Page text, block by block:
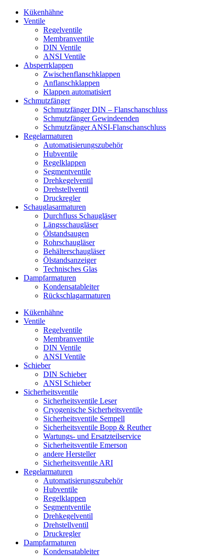
Kükenhähne
Ventile
Regelventile
Membranventile
DIN Ventile
ANSI Ventile
Absperrklappen
Zwischenflanschklappen
Anflanschklappen
Klappen automatisiert
Schmutzfänger
Schmutzfänger DIN – Flanschanschluss
Schmutzfänger Gewindeenden
Schmutzfänger ANSI-Flanschanschluss
Regelarmaturen
Automatisierungszubehör
Hubventile
Regelklappen
Segmentventile
Drehkegelventil
Drehstellventil
Druckregler
Schauglas­armaturen
Durchfluss Schaugläser
Längsschaugläser
Ölstandsaugen
Rohrschaugläser
Behälterschaugläser
Ölstandsanzeiger
Technisches Glas
Dampfarmaturen
Kondensatableiter
Rückschlagarmaturen
Kükenhähne
Ventile
Regelventile
Membranventile
DIN Ventile
ANSI Ventile
Schieber
DIN Schieber
ANSI Schieber
Sicherheitsventile
Sicherheitsventile Leser
Cryogenische Sicherheitsventile
Sicherheitsventile Sempell
Sicherheitsventile Bopp & Reuther
Wartungs- und Ersatzteilservice
Sicherheitsventile Emerson
andere Hersteller
Sicherheitsventile ARI
Regelarmaturen
Automatisierungszubehör
Hubventile
Regelklappen
Segmentventile
Drehkegelventil
Drehstellventil
Druckregler
Dampfarmaturen
Kondensatableiter